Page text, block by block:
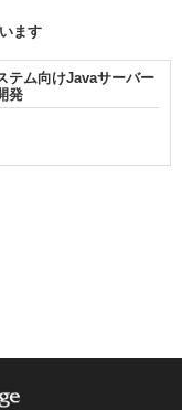
ます
テム向けJavaサーバー
発